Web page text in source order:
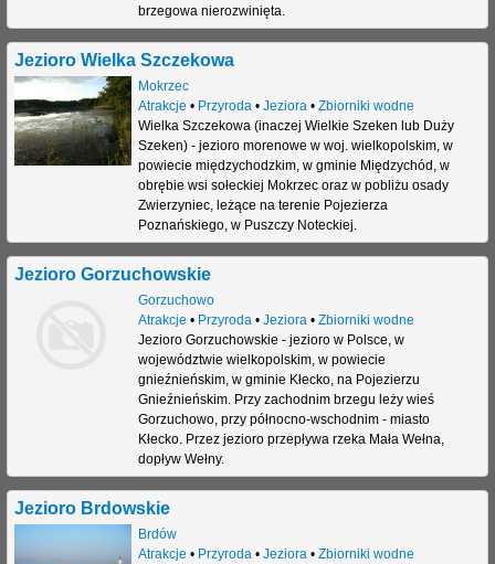
brzegowa nierozwinięta.
Jezioro Wielka Szczekowa
Mokrzec
Atrakcje • Przyroda• Jeziora• Zbiorniki wodne
Wielka Szczekowa (inaczej Wielkie Szeken lub Duży
Szeken) - jezioro morenowe w woj. wielkopolskim, w
powiecie międzychodzkim, w gminie Międzychód, w
obrębie wsi sołeckiej Mokrzec oraz w pobliżu osady
Zwierzyniec, leżące na terenie Pojezierza
Poznańskiego, w Puszczy Noteckiej.
Jezioro Gorzuchowskie
Gorzuchowo
Atrakcje • Przyroda• Jeziora• Zbiorniki wodne
Jezioro Gorzuchowskie - jezioro w Polsce, w
województwie wielkopolskim, w powiecie
gnieźnieńskim, w gminie Kłecko, na Pojezierzu
Gnieźnieńskim. Przy zachodnim brzegu leży wieś
Gorzuchowo, przy północno-wschodnim - miasto
Kłecko. Przez jezioro przepływa rzeka Mała Wełna,
dopływ Wełny.
Jezioro Brdowskie
Brdów
Atrakcje • Przyroda• Jeziora• Zbiorniki wodne